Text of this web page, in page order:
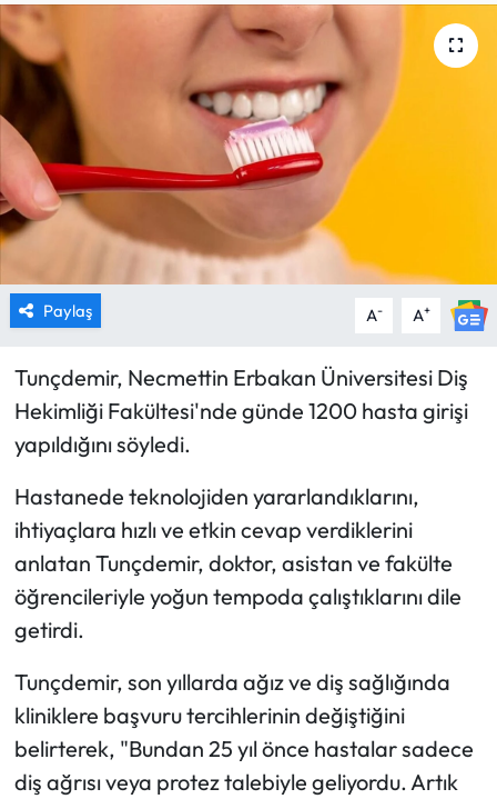
Paylaş A- A+
Tunçdemir, Necmettin Erbakan Üniversitesi Diş
Hekimliği Fakültesi'nde günde 1200 hasta girişi
yapıldığını söyledi.
Hastanede teknolojiden yararlandıklarını,
ihtiyaçlara hızlı ve etkin cevap verdiklerini
anlatan Tunçdemir, doktor, asistan ve fakülte
öğrencileriyle yoğun tempoda çalıştıklarını dile
getirdi.
Tunçdemir, son yıllarda ağız ve diş sağlığında
kliniklere başvuru tercihlerinin değiştiğini
belirterek, "Bundan 25 yıl önce hastalar sadece
diş ağrısı veya protez talebiyle geliyordu. Artık
TARIM
TURİZM
YAŞAM
RESMİ İLANLAR
HABER İLAN